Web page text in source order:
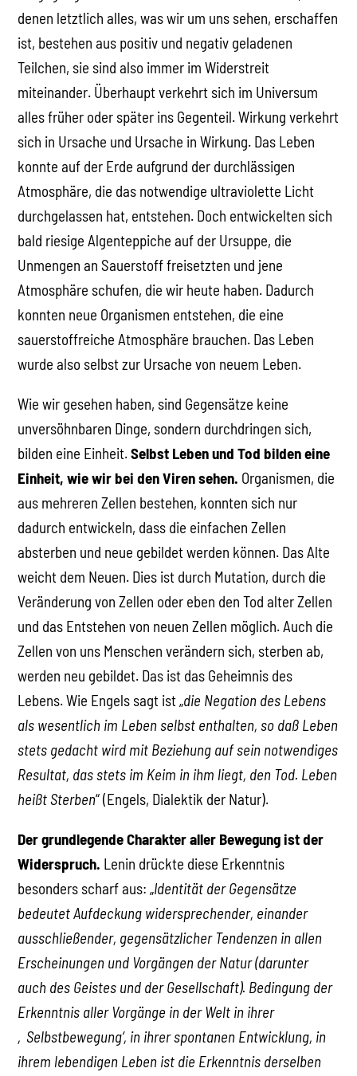
denen letztlich alles, was wir um uns sehen, erschaffen
ist, bestehen aus positiv und negativ geladenen
Teilchen, sie sind also immer im Widerstreit
miteinander. Überhaupt verkehrt sich im Universum
alles früher oder später ins Gegenteil. Wirkung verkehrt
sich in Ursache und Ursache in Wirkung. Das Leben
konnte auf der Erde aufgrund der durchlässigen
Atmosphäre, die das notwendige ultraviolette Licht
durchgelassen hat, entstehen. Doch entwickelten sich
bald riesige Algenteppiche auf der Ursuppe, die
Unmengen an Sauerstoff freisetzten und jene
Atmosphäre schufen, die wir heute haben. Dadurch
konnten neue Organismen entstehen, die eine
sauerstoffreiche Atmosphäre brauchen. Das Leben
wurde also selbst zur Ursache von neuem Leben.
Wie wir gesehen haben, sind Gegensätze keine
unversöhnbaren Dinge, sondern durchdringen sich,
bilden eine Einheit.Selbst Leben und Tod bilden eine
Einheit, wie wir bei den Viren sehen. Organismen, die
aus mehreren Zellen bestehen, konnten sich nur
dadurch entwickeln, dass die einfachen Zellen
absterben und neue gebildet werden können. Das Alte
weicht dem Neuen. Dies ist durch Mutation, durch die
Veränderung von Zellen oder eben den Tod alter Zellen
und das Entstehen von neuen Zellen möglich. Auch die
Zellen von uns Menschen verändern sich, sterben ab,
werden neu gebildet. Das ist das Geheimnis des
Lebens. Wie Engels sagt ist „die Negation des Lebens
als wesentlich im Leben selbst enthalten, so daß Leben
stets gedacht wird mit Beziehung auf sein notwendiges
Resultat, das stets im Keim in ihm liegt, den Tod. Leben
heißt Sterben“ (Engels, Dialektik der Natur).
Der grundlegende Charakter aller Bewegung ist der
Widerspruch. Lenin drückte diese Erkenntnis
besonders scharf aus: „Identität der Gegensätze
bedeutet Aufdeckung widersprechender, einander
ausschließender, gegensätzlicher Tendenzen in allen
Erscheinungen und Vorgängen der Natur (darunter
auch des Geistes und der Gesellschaft). Bedingung der
Erkenntnis aller Vorgänge in der Welt in ihrer
‚Selbstbewegung‘, in ihrer spontanen Entwicklung, in
ihrem lebendigen Leben ist die Erkenntnis derselben